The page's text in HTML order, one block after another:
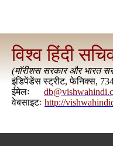
विश्व हिंदी
(मॉरीशस सरकार और भारत
इंडिपेंडेंस स्ट्रीट, फेनिक्स,
ईमेलः
वेबसाइटः http://